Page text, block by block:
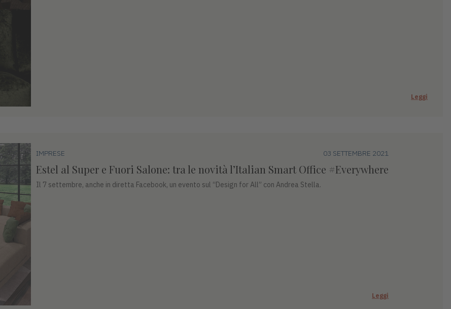
Leggi
IMPRESE 03 SETTEMBRE 2021
Estel al Super e Fuori Salone: tra le novità l’Italian Smart Office #Everywhere
Il 7 settembre, anche in diretta Facebook, un evento sul “Design for All” con Andrea Stella.
Leggi